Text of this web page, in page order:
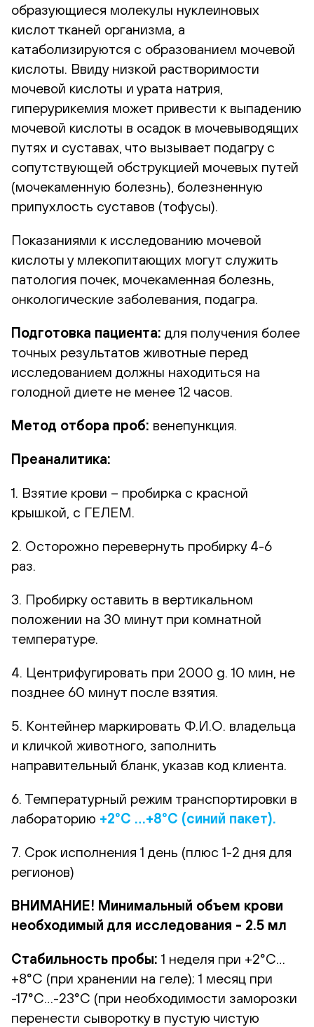
образующиеся молекулы нуклеиновых
кислот тканей организма, а
катаболизируются с образованием мочевой
кислоты. Ввиду низкой растворимости
мочевой кислоты и урата натрия,
гиперурикемия может привести к выпадению
мочевой кислоты в осадок в мочевыводящих
путях и суставах, что вызывает подагру с
сопутствующей обструкцией мочевых путей
(мочекаменную болезнь), болезненную
припухлость суставов (тофусы).
Показаниями к исследованию мочевой
кислоты у млекопитающих могут служить
патология почек, мочекаменная болезнь,
онкологические заболевания, подагра.
Подготовка пациента: для получения более
точных результатов животные перед
исследованием должны находиться на
голодной диете не менее 12 часов.
Метод отбора проб: венепункция.
Преаналитика:
1. Взятие крови – пробирка с красной
крышкой, с ГЕЛЕМ.
2. Осторожно перевернуть пробирку 4-6
раз.
3. Пробирку оставить в вертикальном
положении на 30 минут при комнатной
температуре.
4. Центрифугировать при 2000 g. 10 мин, не
позднее 60 минут после взятия.
5. Контейнер маркировать Ф.И.О. владельца
и кличкой животного, заполнить
направительный бланк, указав код клиента.
6. Температурный режим транспортировки в
лабораторию +2°С …+8°С (синий пакет).
7. Срок исполнения 1 день (плюс 1-2 дня для
регионов)
ВНИМАНИЕ! Минимальный объем крови
необходимый для исследования - 2.5 мл
Стабильность пробы: 1 неделя при +2°С…
+8°С (при хранении на геле); 1 месяц при
-17°С…-23°С (при необходимости заморозки
перенести сыворотку в пустую чистую